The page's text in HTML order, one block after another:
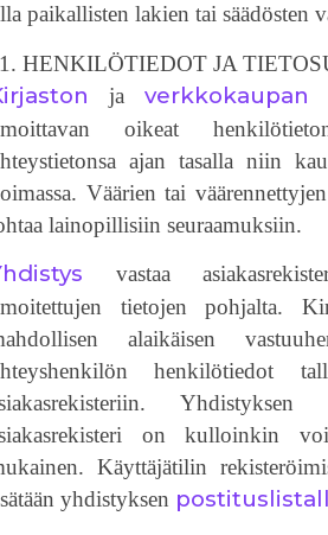
paikallisten lakien tai säädösten
HENKILÖTIEDOT JA
ja verkkokaupan
oikeat
ajan tasalla niin
Väärien tai
lainopillisiin seuraamuksiin.
vastaa
tietojen pohjalta.
alaikäisen
henkilötiedot
on kulloinkin
Käyttäjätilin
yhdistyksen